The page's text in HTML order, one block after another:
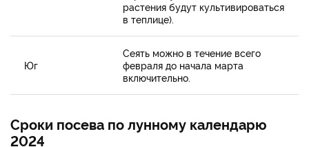
растения будут культивироваться
в теплице).
Юг
Сеять можно в течение всего
февраля до начала марта
включительно.
Сроки посева по лунному календарю
2024